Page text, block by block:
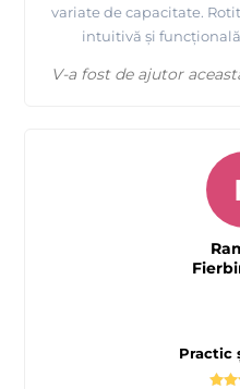
variate de capacitate.
intuitivă și
V-a fost de ajutor
Practic